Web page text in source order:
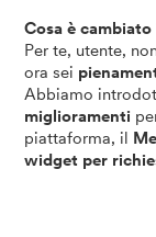
Cosa è cambiato
Per te, utente,
ora sei
Abbiamo
miglioramenti
piattaforma, il
widget per